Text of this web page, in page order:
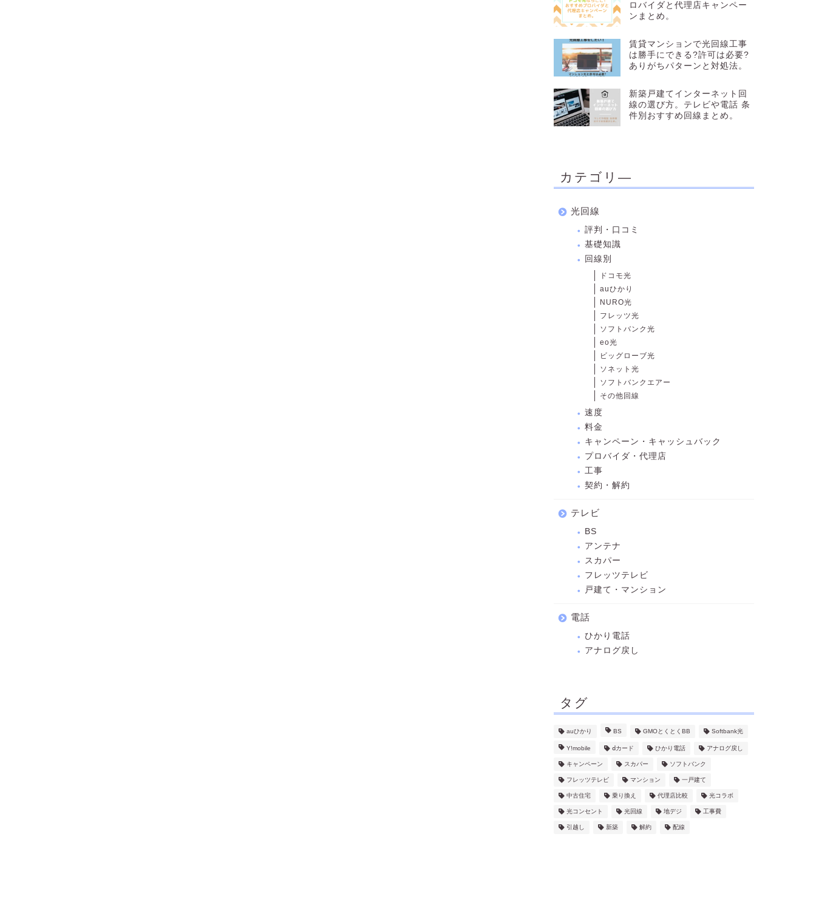
ロバイダと代理店キャンペー
ンまとめ。
賃貸マンションで光回線工事
は勝手にできる?許可は必要?
ありがちパターンと対処法。
新築戸建てインターネット回
線の選び方。テレビや電話 条
件別おすすめ回線まとめ。
カテゴリ―
光回線
評判・口コミ
基礎知識
回線別
ドコモ光
auひかり
NURO光
フレッツ光
ソフトバンク光
eo光
ビッグローブ光
ソネット光
ソフトバンクエアー
その他回線
速度
料金
キャンペーン・キャッシュバック
プロバイダ・代理店
工事
契約・解約
テレビ
BS
アンテナ
スカパー
フレッツテレビ
戸建て・マンション
電話
ひかり電話
アナログ戻し
タグ
auひかり BS GMOとくとくBB Softbank光
Y!mobile ⅾカード ひかり電話 アナログ戻し
キャンペーン スカパー ソフトバンク
フレッツテレビ マンション 一戸建て
中古住宅 乗り換え 代理店比較 光コラボ
光コンセント 光回線 地デジ 工事費
引越し 新築 解約 配線